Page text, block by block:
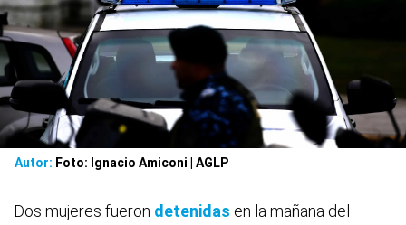
Autor: Foto: Ignacio Amiconi | AGLP
Dos mujeres fueron detenidas en la mañana del